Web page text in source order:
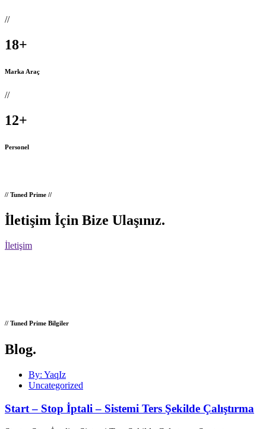
//
18+
Marka Araç
//
12+
Personel
// Tuned Prime //
İletişim İçin Bize Ulaşınız.
İletişim
// Tuned Prime Bilgiler
Blog.
By: YaqIz
Uncategorized
Start – Stop İptali – Sistemi Ters Şekilde Çalıştırma